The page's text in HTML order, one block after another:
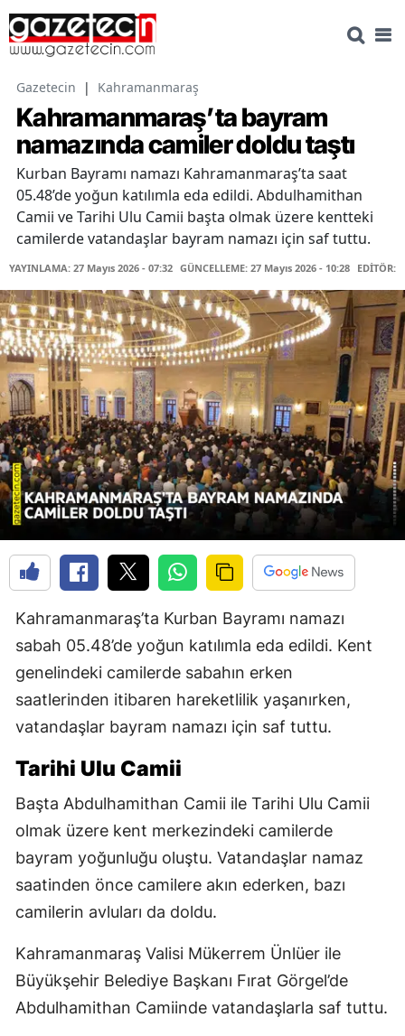
Gazetecin | Kahramanmaraş
Kahramanmaraş’ta bayram
namazında camiler doldu taştı
Kurban Bayramı namazı Kahramanmaraş’ta saat
05.48’de yoğun katılımla eda edildi. Abdulhamithan
Camii ve Tarihi Ulu Camii başta olmak üzere kentteki
camilerde vatandaşlar bayram namazı için saf tuttu.
YAYINLAMA: 27 Mayıs 2026 - 07:32 GÜNCELLEME: 27 Mayıs 2026 - 10:28 EDİTÖR:
Kahramanmaraş’ta Kurban Bayramı namazı
sabah 05.48’de yoğun katılımla eda edildi. Kent
genelindeki camilerde sabahın erken
saatlerinden itibaren hareketlilik yaşanırken,
vatandaşlar bayram namazı için saf tuttu.
Tarihi Ulu Camii
Başta Abdulhamithan Camii ile Tarihi Ulu Camii
olmak üzere kent merkezindeki camilerde
bayram yoğunluğu oluştu. Vatandaşlar namaz
saatinden önce camilere akın ederken, bazı
camilerin avluları da doldu.
Kahramanmaraş Valisi Mükerrem Ünlüer ile
Büyükşehir Belediye Başkanı Fırat Görgel’de
Abdulhamithan Camiinde vatandaşlarla saf tuttu.